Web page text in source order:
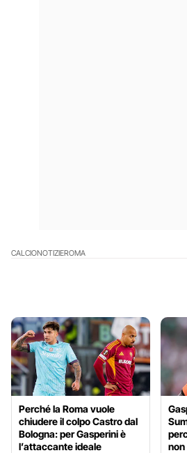
CALCIONOTIZIEROMA
Perché la Roma vuole
chiudere il colpo Castro dal
Bologna: per Gasperini è
l’attaccante ideale